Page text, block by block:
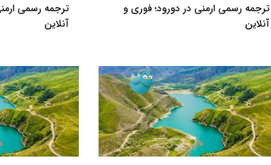
ترجمه رسمی ارمنی در دورود؛ فوری و
آنلاین
ترجمه رسمی
آنلاین